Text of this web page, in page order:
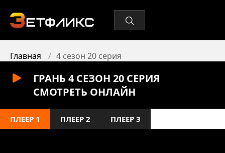
Главная 4 сезон 20 серия
ГРАНЬ 4 СЕЗОН 20 СЕРИЯ
СМОТРЕТЬ ОНЛАЙН
ПЛЕЕР 1 ПЛЕЕР 2 ПЛЕЕР 3